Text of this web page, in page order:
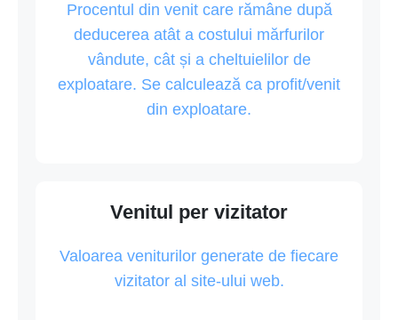
Procentul din venit care rămâne după
deducerea atât a costului mărfurilor
vândute, cât și a cheltuielilor de
exploatare. Se calculează ca profit/venit
din exploatare.
Venitul per vizitator
Valoarea veniturilor generate de fiecare
vizitator al site-ului web.